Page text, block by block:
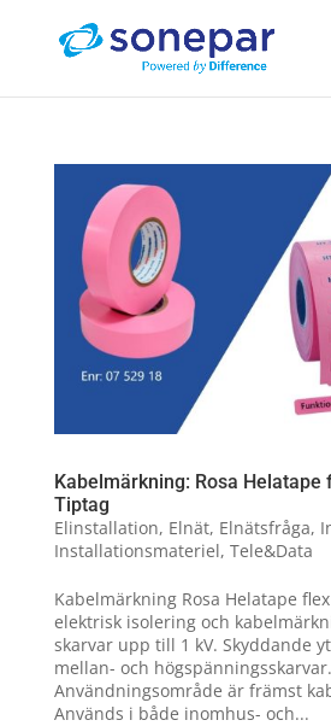
Kabelmärkning: Rosa Helatape
Tiptag
Elinstallation, Elnät, Elnätsfråga,
Installationsmateriel, Tele&Data
Kabelmärkning Rosa Helatape
elektrisk isolering och
skarvar upp till 1 kV. Skyddande
mellan- och högspänningsskarvar.
Användningsområde är främst
Används i både inomhus- och...